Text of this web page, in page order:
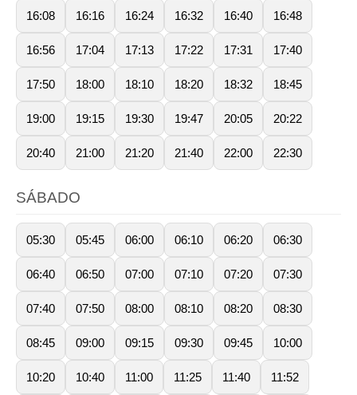
16:08 16:16 16:24 16:32 16:40 16:48
16:56 17:04 17:13 17:22 17:31 17:40
17:50 18:00 18:10 18:20 18:32 18:45
19:00 19:15 19:30 19:47 20:05 20:22
20:40 21:00 21:20 21:40 22:00 22:30
SÁBADO
05:30 05:45 06:00 06:10 06:20 06:30
06:40 06:50 07:00 07:10 07:20 07:30
07:40 07:50 08:00 08:10 08:20 08:30
08:45 09:00 09:15 09:30 09:45 10:00
10:20 10:40 11:00 11:25 11:40 11:52